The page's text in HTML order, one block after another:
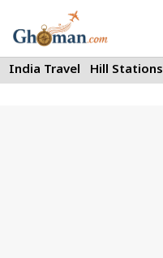
to
content
India Travel Hill Stations